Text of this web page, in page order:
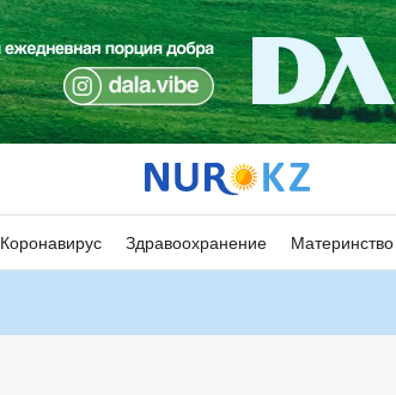
Коронавирус Здравоохранение Материнство